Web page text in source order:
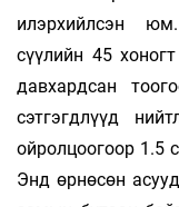
илэрхийлсэн
сүүлийн 45
давхардсан
сэтгэгдлүүд
ойролцоогоор 1.5
Энд өрнөсөн